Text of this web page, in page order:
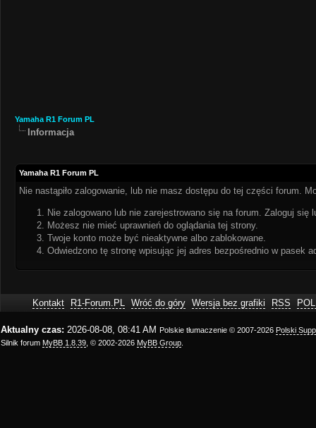
Yamaha R1 Forum PL
Informacja
Yamaha R1 Forum PL
Nie nastąpiło zalogowanie, lub nie masz dostępu do tej części forum.
Nie zalogowano lub nie zarejestrowano się na forum. Zaloguj się
Możesz nie mieć uprawnień do oglądania tej strony.
Twoje konto może być nieaktywne albo zablokowane.
Odwiedzono tę stronę wpisując jej adres bezpośrednio w pasek
Kontakt R1-Forum.PL Wróć do góry Wersja bez grafiki RSS
Aktualny czas: 2026-08-08, 08:41 AM Polskie tłumaczenie © 2007-2026 Polski
Silnik forum MyBB 1.8.39 , © 2002-2026 MyBB Group